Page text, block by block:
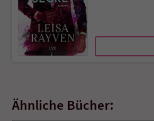
Ähnliche Bücher: